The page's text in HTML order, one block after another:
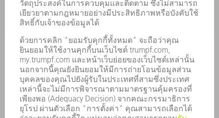
อาชีพ
ข้อเสนอตำแหน่งงาน
โปรไฟล์บริษัท
รายงานประจำปี
หลักการดำเนินธุรกิจของบริษัท
การปฏิบัติตามมาตรฐาน
ระบบแจ้งเบาะแส
การรักษาความปลอดภัย
ข่าวประชาสัมพันธ์
แม็กกาซีน
ความยั่งยืน